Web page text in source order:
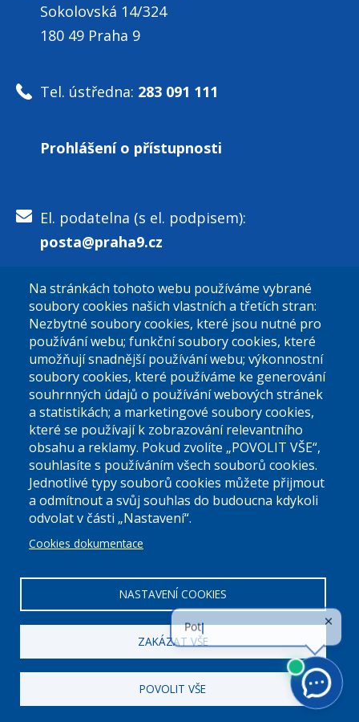
Sokolovská 14/324
180 49 Praha 9
Tel. ústředna: 283 091 111
Prohlášení o přístupnosti
El. podatelna (s el. podpisem):
posta@praha9.cz
El. podatelna (bez el. podpisu):
podatelna@praha9.cz
Úřední dny:
Po a St: 08.00-12.00; 13.00-18.00
Úřední hodiny
00063894DIČ:CZ00063894
Na stránkách tohoto webu používáme vybrané
soubory cookies našich vlastních a třetích stran:
Nezbytné soubory cookies, které jsou nutné pro
používání webu; funkční soubory cookies, které
umožňují snadnější používání webu; výkonnostní
soubory cookies, které používáme ke generování
souhrnných údajů o používání webových stránek
a statistikách; a marketingové soubory cookies,
které se používají k zobrazování relevantního
obsahu a reklamy. Pokud zvolíte „POVOLIT VŠE“,
souhlasíte s používáním všech souborů cookies.
Jednotlivé typy souborů cookies můžete přijmout
a odmítnout a svůj souhlas do budoucna kdykoli
odvolat v části „Nastavení“.
Cookies dokumentace
NASTAVENÍ COOKIES
ZAKÁZAT VŠE
POVOLIT VŠE